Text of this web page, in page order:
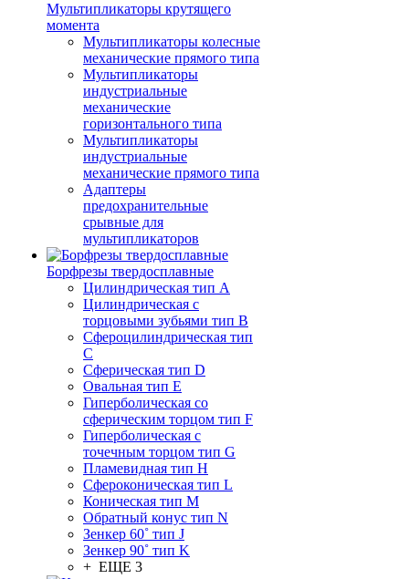
Мультипликаторы крутящего
момента
Мультипликаторы колесные
механические прямого типа
Мультипликаторы
индустриальные
механические
горизонтального типа
Мультипликаторы
индустриальные
механические прямого типа
Адаптеры
предохранительные
срывные для
мультипликаторов
Борфрезы твердосплавные
Цилиндрическая тип A
Цилиндрическая с
торцовыми зубьями тип B
Сфероцилиндрическая тип
C
Сферическая тип D
Овальная тип E
Гиперболическая со
сферическим торцом тип F
Гиперболическая с
точечным торцом тип G
Пламевидная тип H
Сфероконическая тип L
Коническая тип M
Обратный конус тип N
Зенкер 60˚ тип J
Зенкер 90˚ тип K
+ ЕЩЕ 3